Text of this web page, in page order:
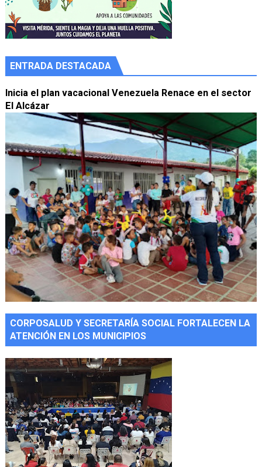
ENTRADA DESTACADA
Inicia el plan vacacional Venezuela Renace en el sector
El Alcázar
CORPOSALUD Y SECRETARÍA SOCIAL FORTALECEN LA
ATENCIÓN EN LOS MUNICIPIOS